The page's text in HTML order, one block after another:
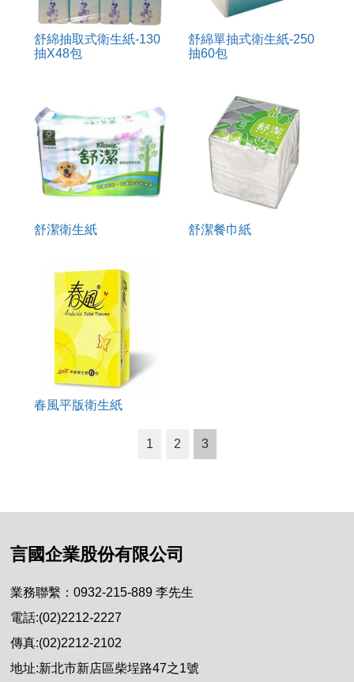
舒綿抽取式衛生紙-130
抽X48包
舒綿單抽式衛生紙-250
抽60包
舒潔衛生紙 舒潔餐巾紙
春風平版衛生紙
1 2 3
言國企業股份有限公司
業務聯繫：0932-215-889 李先生
電話:(02)2212-2227
傳真:(02)2212-2102
地址:新北市新店區柴埕路47之1號